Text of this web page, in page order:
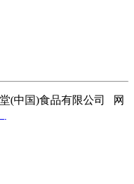
(中国)食品有限公司 网